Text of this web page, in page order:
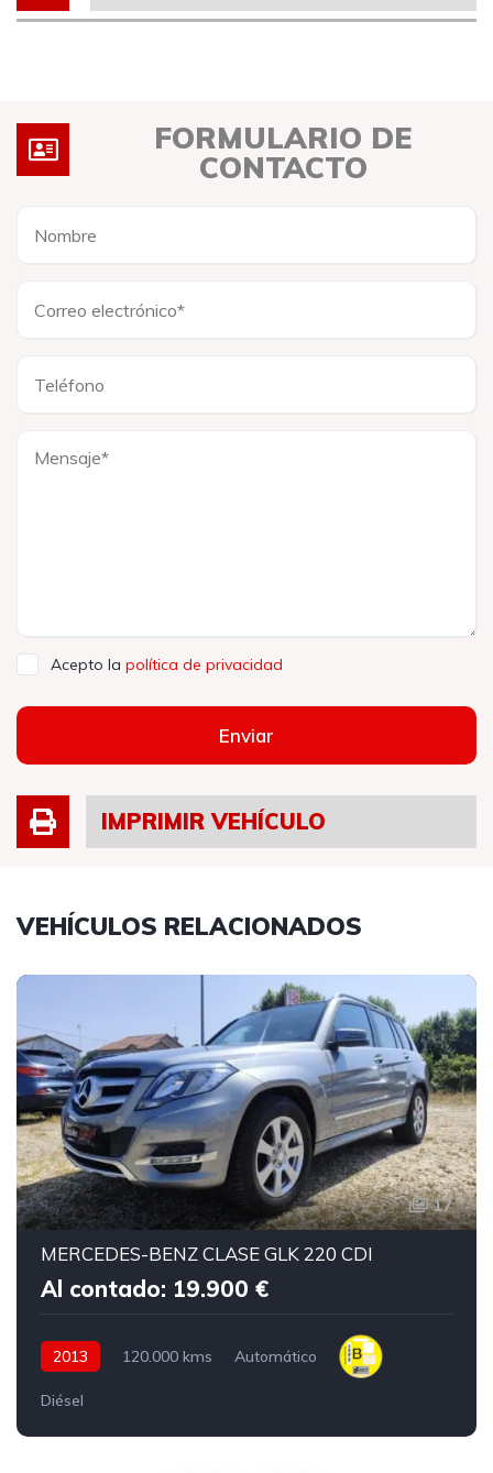
FORMULARIO DE
CONTACTO
Acepto la política de privacidad
Enviar
IMPRIMIR VEHÍCULO
VEHÍCULOS RELACIONADOS
17
MERCEDES-BENZ CLASE GLK 220 CDI
Al contado: 19.900 €
2013 120.000 kms Automático
Diésel